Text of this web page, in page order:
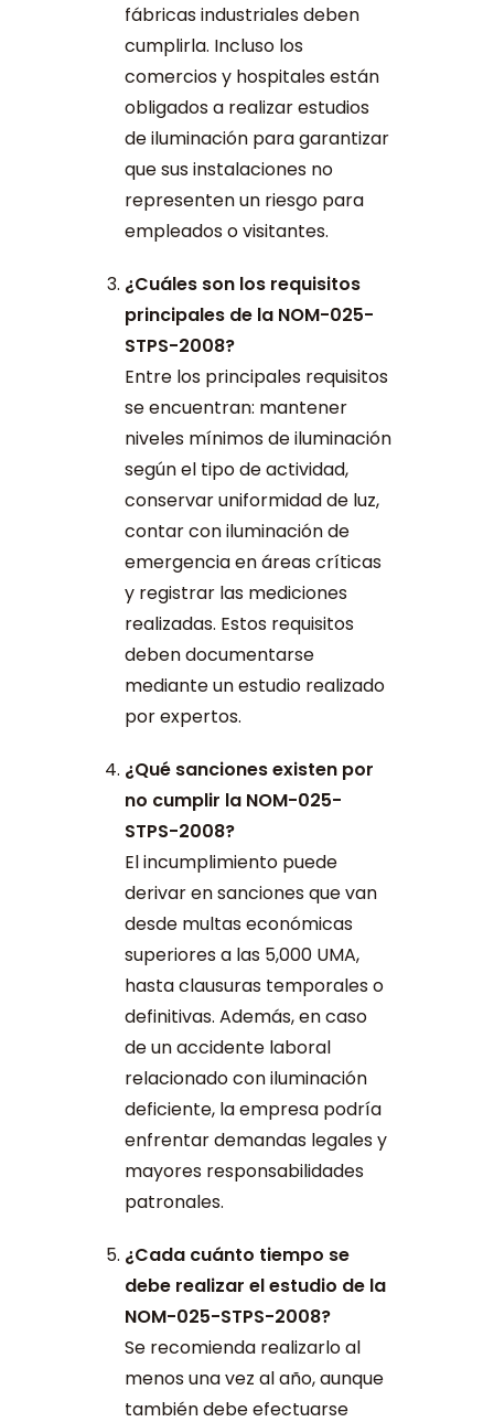
fábricas industriales deben
cumplirla. Incluso los
comercios y hospitales están
obligados a realizar estudios
de iluminación para garantizar
que sus instalaciones no
representen un riesgo para
empleados o visitantes.
¿Cuáles son los requisitos
principales de la NOM-025-
STPS-2008?
Entre los principales requisitos
se encuentran: mantener
niveles mínimos de iluminación
según el tipo de actividad,
conservar uniformidad de luz,
contar con iluminación de
emergencia en áreas críticas
y registrar las mediciones
realizadas. Estos requisitos
deben documentarse
mediante un estudio realizado
por expertos.
¿Qué sanciones existen por
no cumplir la NOM-025-
STPS-2008?
El incumplimiento puede
derivar en sanciones que van
desde multas económicas
superiores a las 5,000 UMA,
hasta clausuras temporales o
definitivas. Además, en caso
de un accidente laboral
relacionado con iluminación
deficiente, la empresa podría
enfrentar demandas legales y
mayores responsabilidades
patronales.
¿Cada cuánto tiempo se
debe realizar el estudio de la
NOM-025-STPS-2008?
Se recomienda realizarlo al
menos una vez al año, aunque
también debe efectuarse